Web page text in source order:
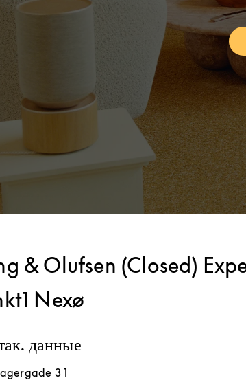
& Olufsen (Closed)
Nexø
данные
3 1